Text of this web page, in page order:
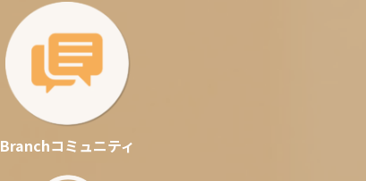
Branchコミュニティ